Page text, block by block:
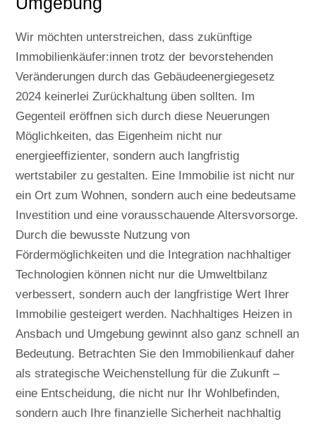
Wir möchten unterstreichen, dass zukünftige
Immobilienkäufer:innen trotz der bevorstehenden
Veränderungen durch das Gebäudeenergiegesetz
2024 keinerlei Zurückhaltung üben sollten. Im
Gegenteil eröffnen sich durch diese Neuerungen
Möglichkeiten, das Eigenheim nicht nur
energieeffizienter, sondern auch langfristig
wertstabiler zu gestalten. Eine Immobilie ist nicht nur
ein Ort zum Wohnen, sondern auch eine bedeutsame
Investition und eine vorausschauende Altersvorsorge.
Durch die bewusste Nutzung von
Fördermöglichkeiten und die Integration nachhaltiger
Technologien können nicht nur die Umweltbilanz
verbessert, sondern auch der langfristige Wert Ihrer
Immobilie gesteigert werden. Nachhaltiges Heizen in
Ansbach und Umgebung gewinnt also ganz schnell an
Bedeutung. Betrachten Sie den Immobilienkauf daher
als strategische Weichenstellung für die Zukunft –
eine Entscheidung, die nicht nur Ihr Wohlbefinden,
sondern auch Ihre finanzielle Sicherheit nachhaltig